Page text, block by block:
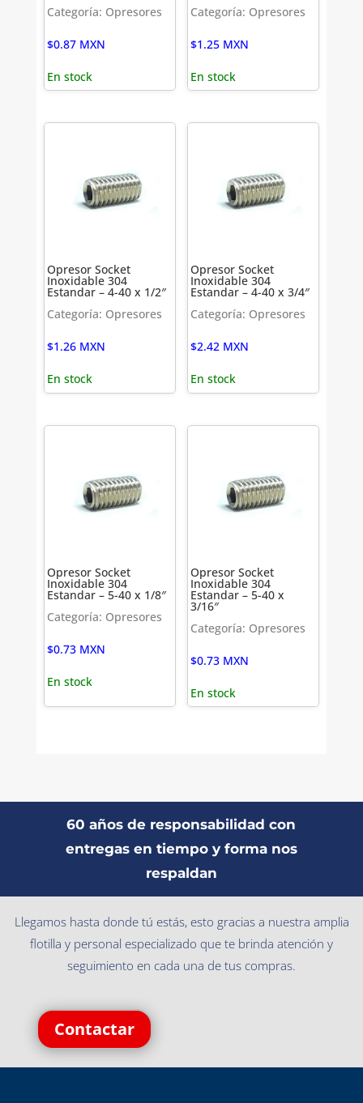
Categoría: Opresores
$0.87 MXN
En stock
Categoría: Opresores
$1.25 MXN
En stock
Opresor Socket
Inoxidable 304
Estandar – 4-40 x 1/2″
Categoría: Opresores
$1.26 MXN
En stock
Opresor Socket
Inoxidable 304
Estandar – 4-40 x 3/4″
Categoría: Opresores
$2.42 MXN
En stock
Opresor Socket
Inoxidable 304
Estandar – 5-40 x 1/8″
Categoría: Opresores
$0.73 MXN
En stock
Opresor Socket
Inoxidable 304
Estandar – 5-40 x
3/16″
Categoría: Opresores
$0.73 MXN
En stock
60 años de responsabilidad con
entregas en tiempo y forma nos
respaldan
Llegamos hasta donde tú estás, esto gracias a nuestra amplia
flotilla y personal especializado que te brinda atención y
seguimiento en cada una de tus compras.
Contactar